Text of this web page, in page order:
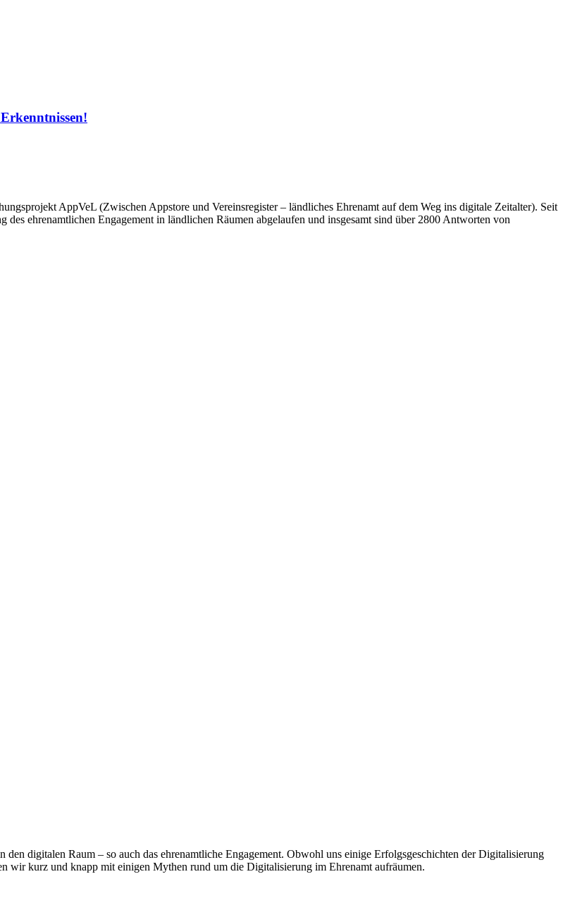
AppVeL (Zwischen Appstore und Vereinsregister – ländliches Ehrenamt auf dem Weg ins digitale Zeitalter). Seit
ehrenamtlichen Engagement in ländlichen Räumen abgelaufen und insgesamt sind über 2800 Antworten von
digitalen Raum – so auch das ehrenamtliche Engagement. Obwohl uns einige Erfolgsgeschichten der Digitalisierung
wir kurz und knapp mit einigen Mythen rund um die Digitalisierung im Ehrenamt aufräumen.